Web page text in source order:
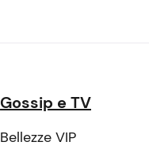
Gossip e TV
Bellezze VIP